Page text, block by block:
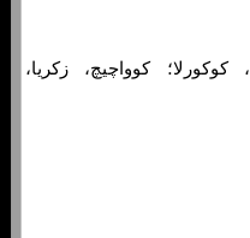
کوکورلا؛ کوواچیچ، زکریا،